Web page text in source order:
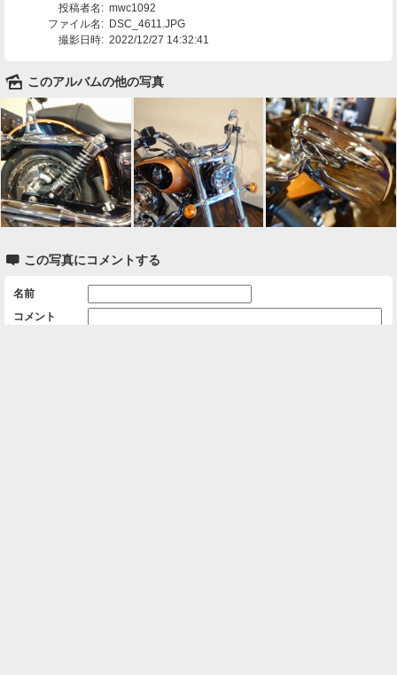
投稿者名: mwc1092
ファイル名: DSC_4611.JPG
撮影日時: 2022/12/27 14:32:41
🌄 このアルバムの他の写真
 この写真にコメントする
名前
コメント